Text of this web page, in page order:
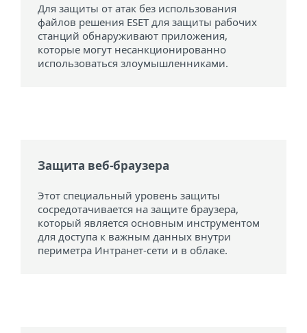
Для защиты от атак без использования
файлов решения ESET для защиты рабочих
станций обнаруживают приложения,
которые могут несанкционированно
использоваться злоумышленниками.
Защита веб-браузера
Этот специальный уровень защиты
сосредотачивается на защите браузера,
который является основным инструментом
для доступа к важным данных внутри
периметра Интранет-сети и в облаке.